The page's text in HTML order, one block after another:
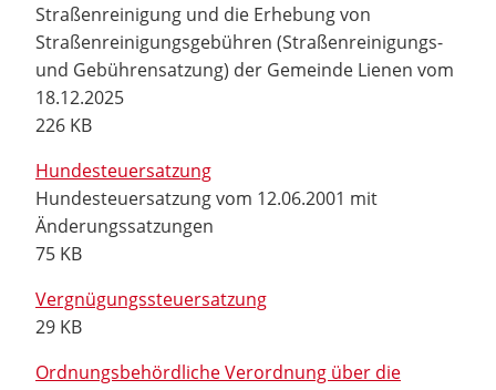
Straßenreinigung und die Erhebung von
Straßenreinigungsgebühren (Straßenreinigungs-
und Gebührensatzung) der Gemeinde Lienen vom
18.12.2025
226 KB
Hundesteuersatzung
Hundesteuersatzung vom 12.06.2001 mit
Änderungssatzungen
75 KB
Vergnügungssteuersatzung
29 KB
Ordnungsbehördliche Verordnung über die